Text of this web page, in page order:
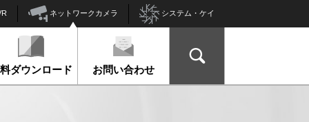
ネットワークカメラ システム・ケイ
ダウンロード お問い合わせ